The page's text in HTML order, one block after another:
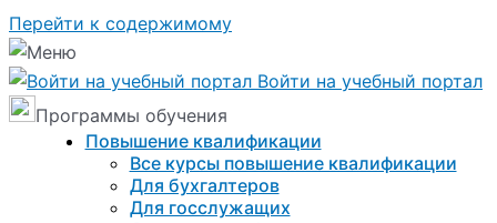
Перейти к содержимому
Войти на учебный портал
Программы обучения
Повышение квалификации
Все курсы повышение квалификации
Для бухгалтеров
Для госслужащих